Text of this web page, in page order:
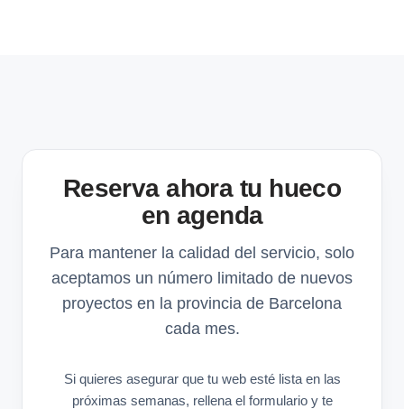
Reserva ahora tu hueco
en agenda
Para mantener la calidad del servicio, solo
aceptamos un número limitado de nuevos
proyectos en la provincia de Barcelona
cada mes.
Si quieres asegurar que tu web esté lista en las
próximas semanas, rellena el formulario y te